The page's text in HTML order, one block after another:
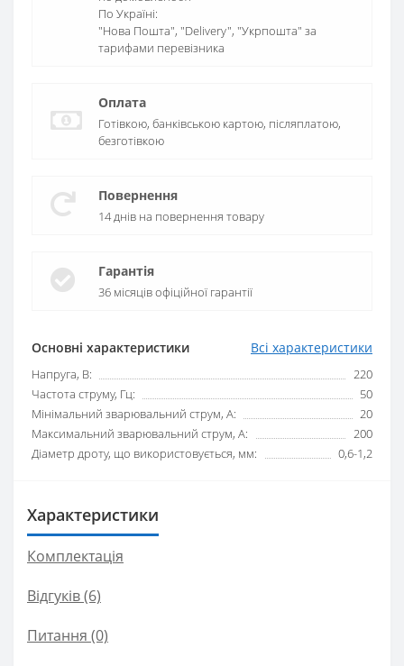
Основні характеристики Всі характеристики
Напруга, В:
220
Частота струму, Гц:
50
Мінімальний зварювальний струм, А:
20
Максимальний зварювальний струм, А:
200
Діаметр дроту, що використовується, мм:
0,6-1,2
По Україні:
"Нова Пошта", "Delivery", "Укрпошта" за
тарифами перевізника
Оплата
Готівкою, банківською картою, післяплатою,
безготівкою
Повернення
14 днів на повернення товару
Гарантія
36 місяців офіційної гарантії
Характеристики
Комплектація
Відгуків (6)
Питання (0)